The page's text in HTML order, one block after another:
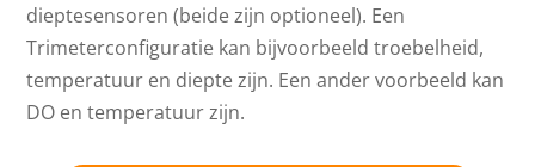
dieptesensoren (beide zijn optioneel). Een
Trimeterconfiguratie kan bijvoorbeeld troebelheid,
temperatuur en diepte zijn. Een ander voorbeeld kan
DO en temperatuur zijn.